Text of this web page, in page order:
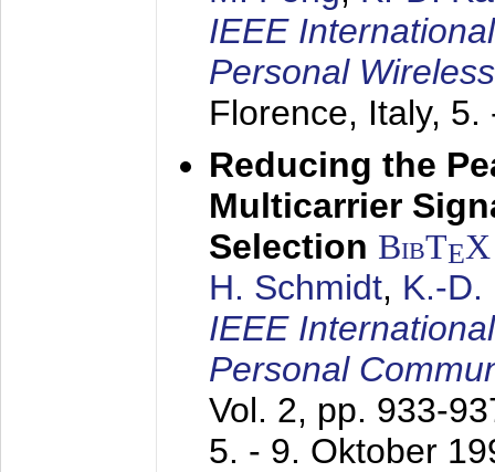
IEEE
Personal
Florence, Italy, 5.
Reducing the
Multicarrier
Selection BibTEX
H. Schmidt, K.-D.
IEEE
Personal
Vol. 2, pp. 933-
5. - 9. Oktober